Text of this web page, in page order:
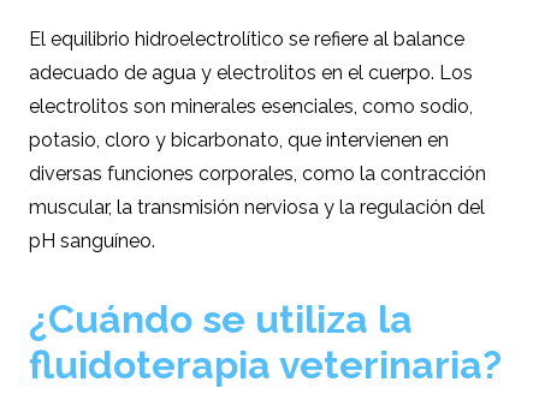
El equilibrio hidroelectrolítico se refiere al balance
adecuado de agua y electrolitos en el cuerpo. Los
electrolitos son minerales esenciales, como sodio,
potasio, cloro y bicarbonato, que intervienen en
diversas funciones corporales, como la contracción
muscular, la transmisión nerviosa y la regulación del
pH sanguíneo.
¿Cuándo se utiliza la
fluidoterapia veterinaria?